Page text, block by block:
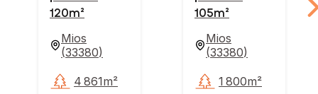
120m²
Mios
(33380)
4 861m²
105m²
Mios
(33380)
1 800m²